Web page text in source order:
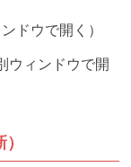
ンドウで開く）
ウィンドウで開